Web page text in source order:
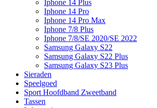
Iphone 14 Plus
Iphone 14 Pro
Iphone 14 Pro Max
Iphone 7/8 Plus
Iphone 7/8/SE 2020/SE 2022
Samsung Galaxy S22
Samsung Galaxy S22 Plus
Samsung Galaxy S23 Plus
Sieraden
Speelgoed
Sport Hoofdband Zweetband
Tassen